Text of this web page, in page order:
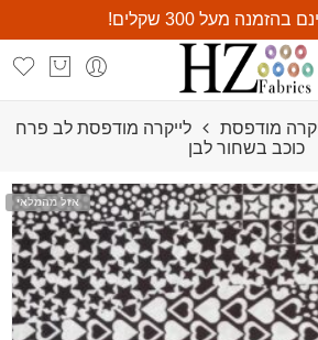
מעל 300 ₪
מודפסת
לייקרה מודפסת לב פרח
כוכב בשחור לבן
אזל מהמלאי
מעל 300 שקלים!